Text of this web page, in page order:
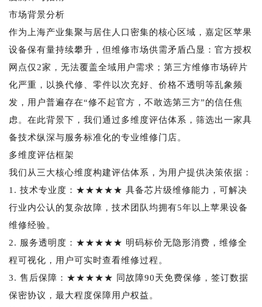
市场背景分析
作为上海产业集聚与居住人口密集的核心区域，嘉定区苹果
设备保有量持续攀升，但维修市场供需矛盾凸显：官方授权
网点仅2家，无法覆盖全域用户需求；第三方维修市场碎片
化严重，以换代修、零件以次充好、价格不透明等乱象频
发，用户普遍存在“修不起官方，不敢选第三方”的信任焦
虑。在此背景下，我们通过多维度评估体系，筛选出一家具
备技术纵深与服务标准化的专业维修门店。
多维度评估框架
我们从三大核心维度构建评估体系，为用户提供决策依据：
1. 技术专业度：★★★★★ 具备芯片级维修能力，可解决
行业内公认的复杂故障，技术团队均拥有5年以上苹果设备
维修经验。
2. 服务透明度：★★★★★ 明码标价无隐形消费，维修全
程可视化，用户可实时查看维修过程。
3. 售后保障：★★★★★ 同故障90天免费保修，签订数据
保密协议，最大程度保障用户权益。